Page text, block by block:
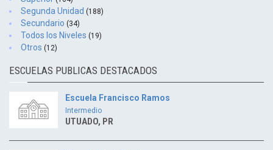
Segunda Unidad (188)
Secundario (34)
Todos los Niveles (19)
Otros (12)
ESCUELAS PUBLICAS DESTACADOS
Escuela Francisco Ramos
Intermedio
UTUADO, PR